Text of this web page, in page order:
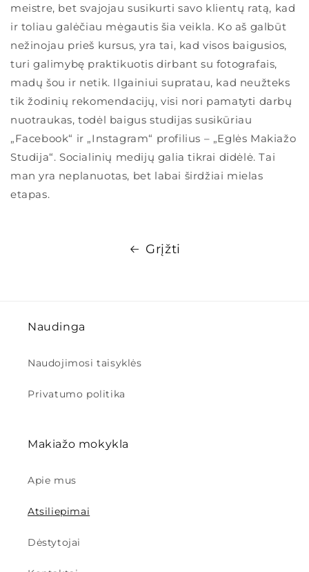
meistre, bet svajojau susikurti savo klientų ratą, kad
ir toliau galėčiau mėgautis šia veikla. Ko aš galbūt
nežinojau prieš kursus, yra tai, kad visos baigusios,
turi galimybę praktikuotis dirbant su fotografais,
madų šou ir netik. Ilgainiui supratau, kad neužteks
tik žodinių rekomendacijų, visi nori pamatyti darbų
nuotraukas, todėl baigus studijas susikūriau
„Facebook“ ir „Instagram“ profilius – „Eglės Makiažo
Studija“. Socialinių medijų galia tikrai didėlė. Tai
man yra neplanuotas, bet labai širdžiai mielas
etapas.
Grįžti
Naudinga
Naudojimosi taisyklės
Privatumo politika
Makiažo mokykla
Apie mus
Atsiliepimai
Dėstytojai